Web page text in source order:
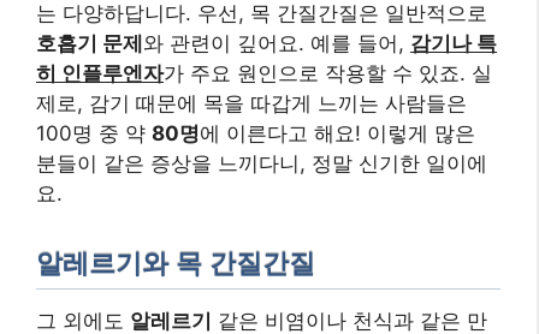
는 다양하답니다. 우선, 목 간질간질은 일반적으로
호흡기 문제 와 관련이 깊어요. 예를 들어, 감기나 특
히 인플루엔자가 주요 원인으로 작용할 수 있죠. 실
제로, 감기 때문에 목을 따갑게 느끼는 사람들은
100명 중 약 80명에 이른다고 해요! 이렇게 많은
분들이 같은 증상을 느끼다니, 정말 신기한 일이에
요.
알레르기와 목 간질간질
그 외에도 알레르기 같은 비염이나 천식과 같은 만